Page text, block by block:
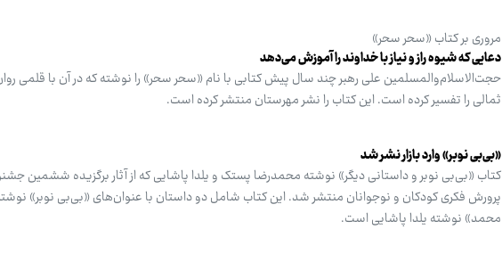
مروری بر کتاب «سحر سحر»
دعایی که شیوه راز و نیاز با خداوند را آموزش می‌دهد
حجت‌الاسلام‌والمسلمین علی رهبر چند سال پیش کتابی با نام «سحر سحر» را نوشته که در آن با قلمی
ثمالی را تفسیر کرده است. این کتاب را نشر مهرستان منتشر کرده است.
«بی‌بی نوبر» وارد بازار نشر شد
کتاب «بی‌بی نوبر و داستانی دیگر» نوشته محمدرضا پستک و یلدا پاشایی که از آثار برگزیده ششمین
پرورش فکری کودکان و نوجوانان منتشر شد. این کتاب شامل دو داستان با عنوان‌های «بی‌بی نوبر»
محمد» نوشته یلدا پاشایی است.